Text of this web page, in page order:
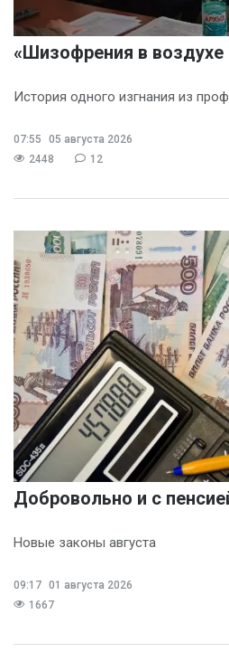
«Шизофрения в воздухе
История одного изгнания из
07:55
05 августа 2026
2448
12
Добровольно и с
Новые законы августа
09:17 01 августа 2026
1667